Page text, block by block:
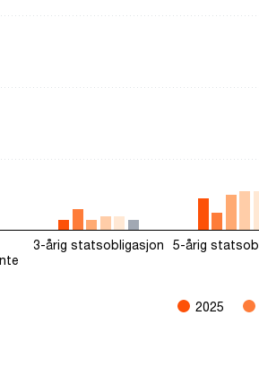
2025
3-årig statsobligasjon 5-årig